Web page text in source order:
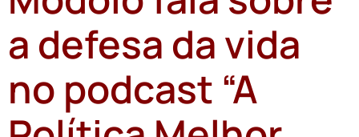
a defesa da vida
no podcast “A